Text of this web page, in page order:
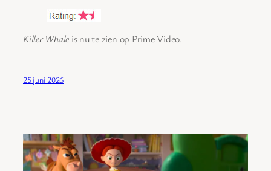
Killer Whale is nu te zien op Prime Video.
25 juni 2026